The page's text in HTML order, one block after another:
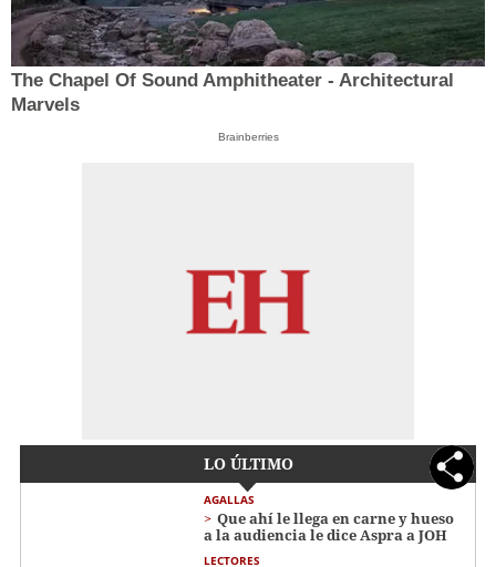
The Chapel Of Sound Amphitheater - Architectural
Marvels
Brainberries
LO ÚLTIMO
AGALLAS
Que ahí le llega en carne y hueso
a la audiencia le dice Aspra a JOH
LECTORES